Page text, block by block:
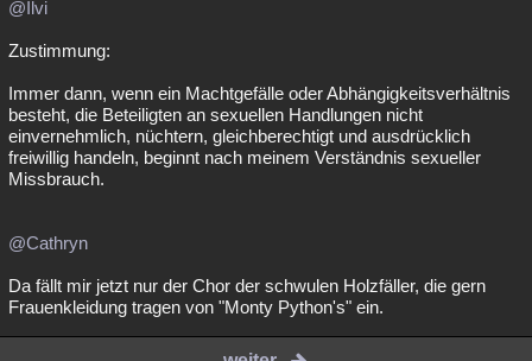
@Ilvi
Zustimmung:
Immer dann, wenn ein Machtgefälle oder Abhängigkeitsverhältnis
besteht, die Beteiligten an sexuellen Handlungen nicht
einvernehmlich, nüchtern, gleichberechtigt und ausdrücklich
freiwillig handeln, beginnt nach meinem Verständnis sexueller
Missbrauch.
@Cathryn
Da fällt mir jetzt nur der Chor der schwulen Holzfäller, die gern
Frauenkleidung tragen von "Monty Python's" ein.